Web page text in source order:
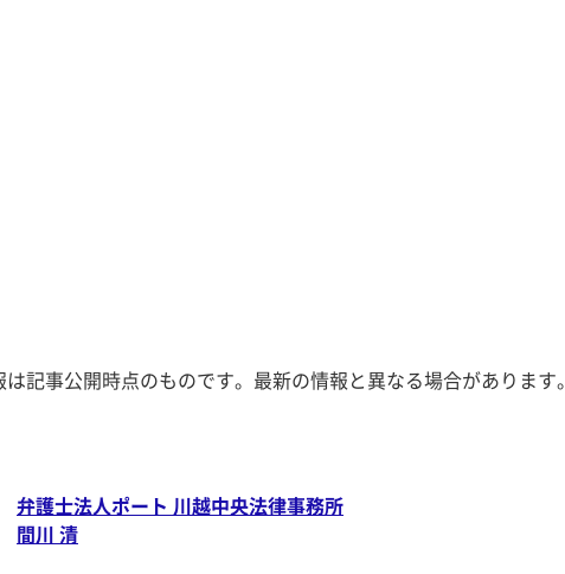
記事公開時点のものです。最新の情報と異なる場合があります。
弁護士法人ポート 川越中央法律事務所
間川 清